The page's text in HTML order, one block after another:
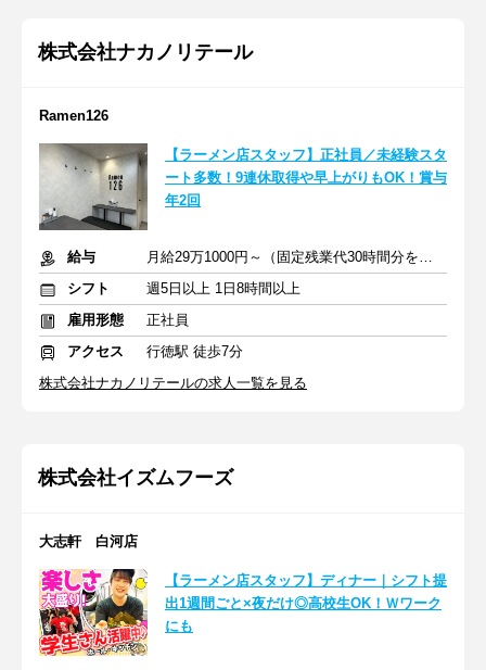
株式会社ナカノリテール
Ramen126
【ラーメン店スタッフ】正社員／未経験スタ
ート多数！9連休取得や早上がりもOK！賞与
年2回
給与
月給29万1000円～（固定残業代30時間分を含む）
シフト
週5日以上 1日8時間以上
雇用形態
正社員
アクセス
行徳駅 徒歩7分
株式会社ナカノリテールの求人一覧を見る
株式会社イズムフーズ
大志軒 白河店
【ラーメン店スタッフ】ディナー｜シフト提
出1週間ごと×夜だけ◎高校生OK！Ｗワーク
にも